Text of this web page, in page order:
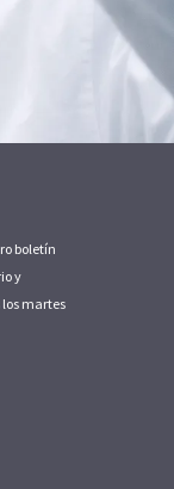
boletín
y
los martes